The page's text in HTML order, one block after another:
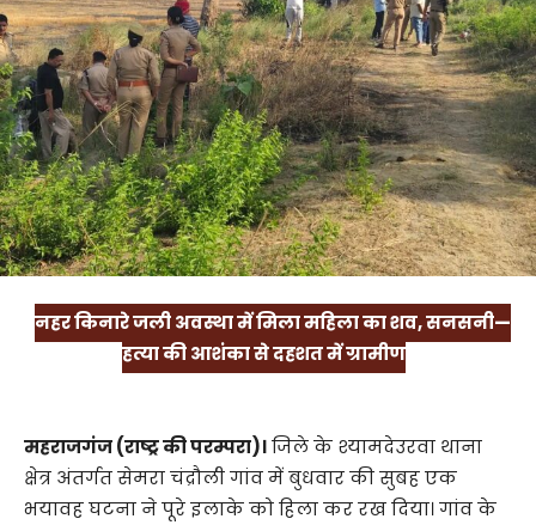
नहर किनारे जली अवस्था में मिला महिला का शव, सनसनी—
हत्या की आशंका से दहशत में ग्रामीण
महराजगंज (राष्ट्र की परम्परा)।जिले के श्यामदेउरवा थाना
क्षेत्र अंतर्गत सेमरा चंद्रौली गांव में बुधवार की सुबह एक
भयावह घटना ने पूरे इलाके को हिला कर रख दिया। गांव के